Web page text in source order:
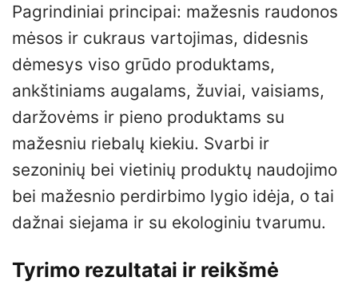
Pagrindiniai principai: mažesnis raudonos
mėsos ir cukraus vartojimas, didesnis
dėmesys viso grūdo produktams,
ankštiniams augalams, žuviai, vaisiams,
daržovėms ir pieno produktams su
mažesniu riebalų kiekiu. Svarbi ir
sezoninių bei vietinių produktų naudojimo
bei mažesnio perdirbimo lygio idėja, o tai
dažnai siejama ir su ekologiniu tvarumu.
Tyrimo rezultatai ir reikšmė